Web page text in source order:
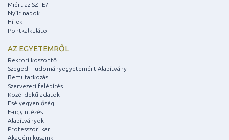
Miért az SZTE?
Nyílt napok
Hírek
Pontkalkulátor
AZ EGYETEMRŐL
Rektori köszöntő
Szegedi Tudományegyetemért Alapítvány
Bemutatkozás
Szervezeti felépítés
Közérdekű adatok
Esélyegyenlőség
E-ügyintézés
Alapítványok
Professzori kar
Akadémikusaink